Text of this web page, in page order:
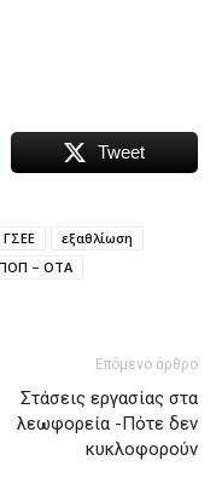
Tweet
ΓΣΕΕ
εξαθλίωση
– ΟΤΑ
Επόμενο άρθρο
Στάσεις εργασίας στα
λεωφορεία -Πότε δεν
κυκλοφορούν